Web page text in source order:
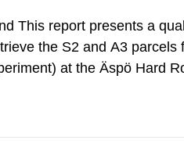
This report presents a
the S2 and A3 parcels
at the Äspö Hard
test and monitoring